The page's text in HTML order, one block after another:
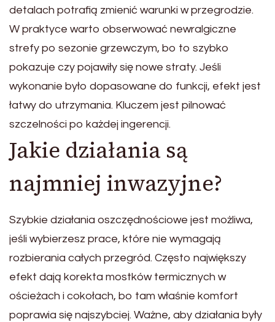
detalach potrafią zmienić warunki w przegrodzie.
W praktyce warto obserwować newralgiczne
strefy po sezonie grzewczym, bo to szybko
pokazuje czy pojawiły się nowe straty. Jeśli
wykonanie było dopasowane do funkcji, efekt jest
łatwy do utrzymania. Kluczem jest pilnować
szczelności po każdej ingerencji.
Jakie działania są
najmniej inwazyjne?
Szybkie działania oszczędnościowe jest możliwa,
jeśli wybierzesz prace, które nie wymagają
rozbierania całych przegród. Często największy
efekt dają korekta mostków termicznych w
ościeżach i cokołach, bo tam właśnie komfort
poprawia się najszybciej. Ważne, aby działania były